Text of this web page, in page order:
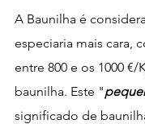
A Baunilha é
especiaria mais cara,
entre 800 e os 1000
baunilha. Este "
significado de